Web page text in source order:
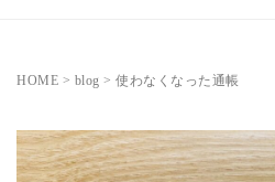
HOME > blog > 使わなくなった通帳